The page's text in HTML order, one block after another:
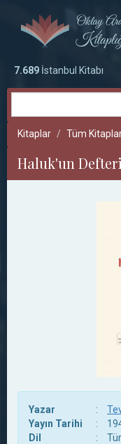
7.689 İstanbul Kitabı
Kitaplar Tüm
Haluk'un Defteri
Yazar :
Yayın Tarihi
:
Dil
: